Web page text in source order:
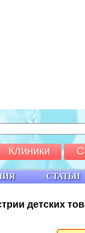
детских
СТАТЬИ
Клиники